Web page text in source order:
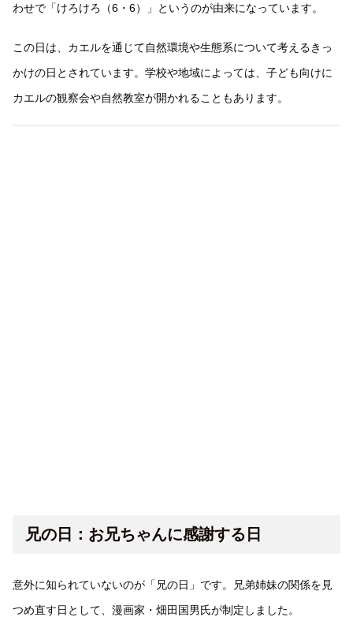
わせで「けろけろ（6・6）」というのが由来になっています。
この日は、カエルを通じて自然環境や生態系について考えるきっ
かけの日とされています。学校や地域によっては、子ども向けに
カエルの観察会や自然教室が開かれることもあります。
兄の日：お兄ちゃんに感謝する日
意外に知られていないのが「兄の日」です。兄弟姉妹の関係を見
つめ直す日として、漫画家・畑田国男氏が制定しました。